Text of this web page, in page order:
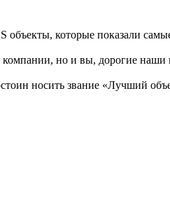
которые показали
компании, но и вы, дорогие наши
носить звание «Лучший